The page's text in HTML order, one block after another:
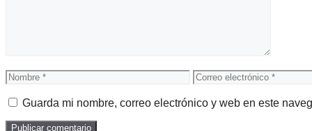
Nombre
Correo
electrónico
Guarda mi nombre, correo electrónico y web en este